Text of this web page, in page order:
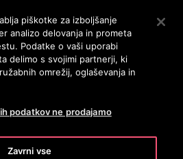
na glavno vsebino
ISKANJE
piškotke za izboljšanje
analizo delovanja in prometa
Podatke o vaši uporabi
delimo s svojimi partnerji, ki
omrežij, oglaševanja in
podatkov ne prodajamo
Zavrni vse